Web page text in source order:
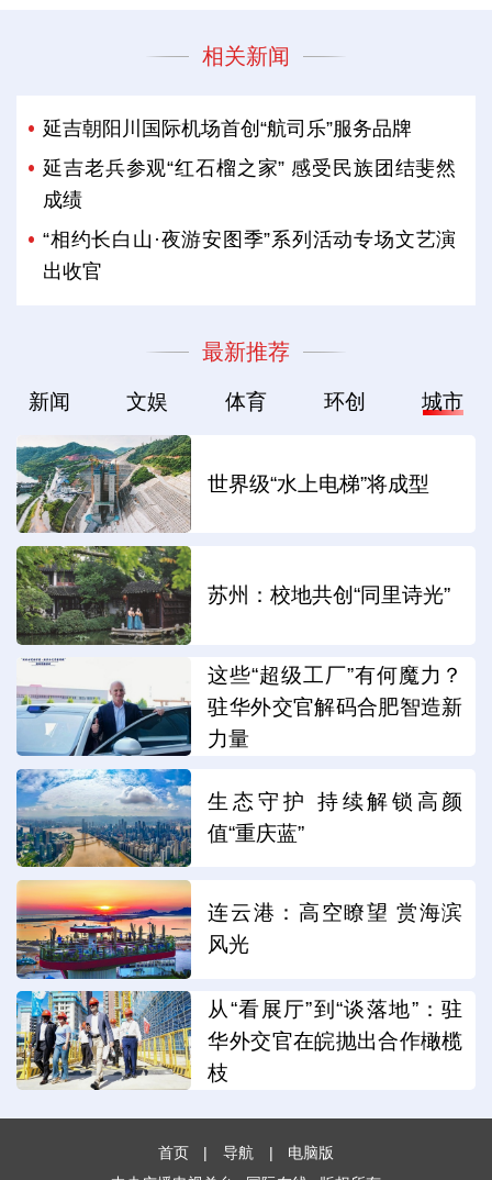
相关新闻
延吉朝阳川国际机场首创“航司乐”服务品牌
延吉老兵参观“红石榴之家” 感受民族团结斐然
成绩
“相约长白山·夜游安图季”系列活动专场文艺演
出收官
最新推荐
新闻 文娱 体育 环创 城市
世界级“水上电梯”将成型
苏州：校地共创“同里诗光”
这些“超级工厂”有何魔力？
驻华外交官解码合肥智造新
力量
生态守护 持续解锁高颜
值“重庆蓝”
连云港：高空瞭望 赏海滨
风光
从“看展厅”到“谈落地”：驻
华外交官在皖抛出合作橄榄
枝
首页 | 导航 |
电脑版